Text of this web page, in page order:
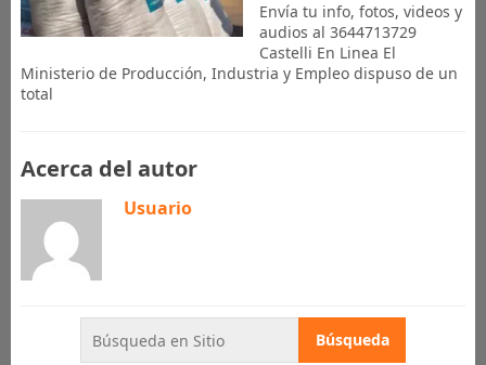
Envía tu info, fotos, videos y
audios al 3644713729
Castelli En Linea El
Ministerio de Producción, Industria y Empleo dispuso de un
total
Acerca del autor
Usuario